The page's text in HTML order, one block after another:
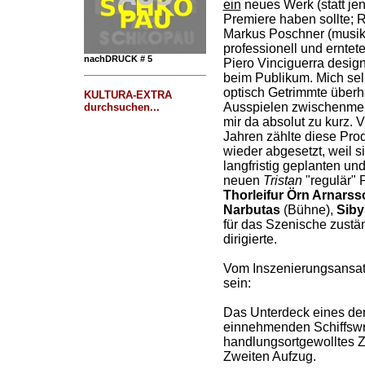
nachDRUCK # 5
KULTURA-EXTRA
durchsuchen...
ein neues Werk (statt
Premiere haben sollte;
Markus Poschner
professionell und
Piero Vinciguerra
beim Publikum. Mich
optisch Getrimmte
Ausspielen
mir da absolut zu kurz.
Jahren zählte diese
wieder abgesetzt, weil
langfristig geplanten
neuen Tristan"regulär"
Thorleifur Örn
Narbutas(Bühne),
für das Szenische
dirigierte.
Vom
sein:
Das Unterdeck eines
einnehmenden
handlungsortgewolltes
Zweiten Aufzug.